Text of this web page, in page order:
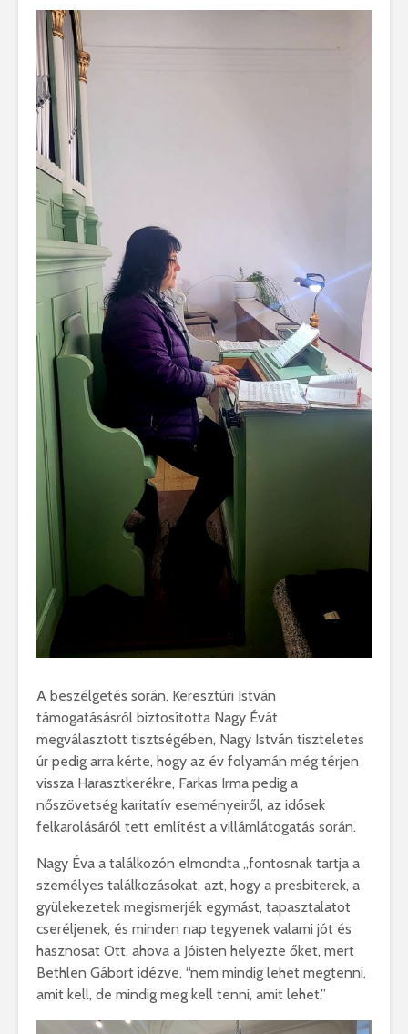
A beszélgetés során, Keresztúri István
támogatásásról biztosította Nagy Évát
megválasztott tisztségében, Nagy István tiszteletes
úr pedig arra kérte, hogy az év folyamán még térjen
vissza Harasztkerékre, Farkas Irma pedig a
nőszövetség karitatív eseményeiről, az idősek
felkarolásáról tett említést a villámlátogatás során.
Nagy Éva a találkozón elmondta „fontosnak tartja a
személyes találkozásokat, azt, hogy a presbiterek, a
gyülekezetek megismerjék egymást, tapasztalatot
cseréljenek, és minden nap tegyenek valami jót és
hasznosat Ott, ahova a Jóisten helyezte őket, mert
Bethlen Gábort idézve, “nem mindig lehet megtenni,
amit kell, de mindig meg kell tenni, amit lehet.”